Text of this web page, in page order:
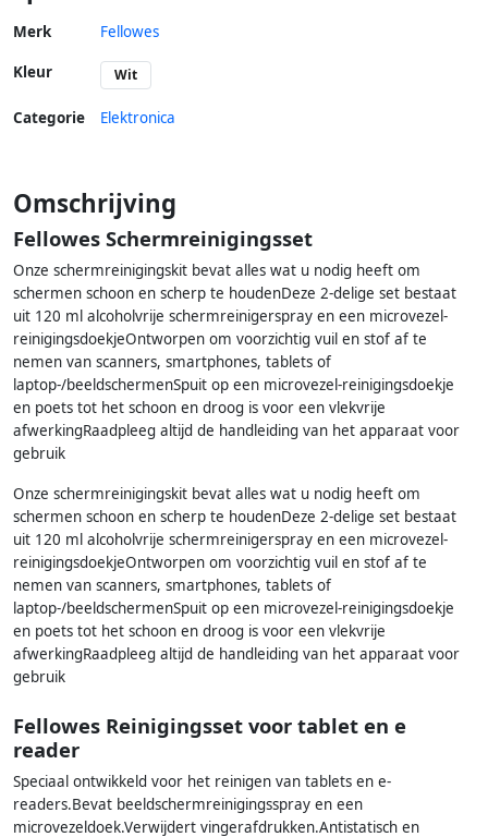
Merk Fellowes
Kleur Wit
Categorie Elektronica
Omschrijving
Fellowes Schermreinigingsset
Onze schermreinigingskit bevat alles wat u nodig heeft om
schermen schoon en scherp te houdenDeze 2-delige set bestaat
uit 120 ml alcoholvrije schermreinigerspray en een microvezel-
reinigingsdoekjeOntworpen om voorzichtig vuil en stof af te
nemen van scanners, smartphones, tablets of
laptop-/beeldschermenSpuit op een microvezel-reinigingsdoekje
en poets tot het schoon en droog is voor een vlekvrije
afwerkingRaadpleeg altijd de handleiding van het apparaat voor
gebruik
Onze schermreinigingskit bevat alles wat u nodig heeft om
schermen schoon en scherp te houdenDeze 2-delige set bestaat
uit 120 ml alcoholvrije schermreinigerspray en een microvezel-
reinigingsdoekjeOntworpen om voorzichtig vuil en stof af te
nemen van scanners, smartphones, tablets of
laptop-/beeldschermenSpuit op een microvezel-reinigingsdoekje
en poets tot het schoon en droog is voor een vlekvrije
afwerkingRaadpleeg altijd de handleiding van het apparaat voor
gebruik
Fellowes Reinigingsset voor tablet en e
reader
Speciaal ontwikkeld voor het reinigen van tablets en e-
readers.Bevat beeldschermreinigingsspray en een
microvezeldoek.Verwijdert vingerafdrukken.Antistatisch en